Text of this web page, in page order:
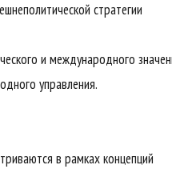
стратегии
и международного
управления.
в рамках концепций